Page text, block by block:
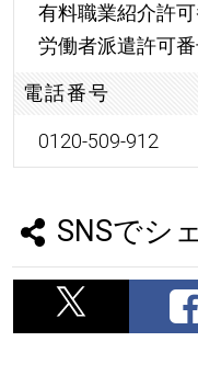
有料職業紹介許
労働者派遣許可
電話番号
0120-509-912
SNSでシ